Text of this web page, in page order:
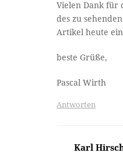
Vielen Dank für
des zu
Artikel heute
beste Grüße,
Pascal Wirth
Antworten
Karl